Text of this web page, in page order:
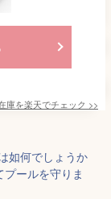
庫を楽天でチェック >>
如何でしょうか
ールを守りま